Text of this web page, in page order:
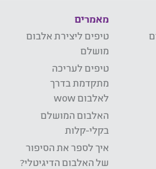
מאמרים
טיפים ליצירת אלבום
מושלם
טיפים לעריכה
מתקדמת בדרך
לאלבום wow
האלבום המושלם
בקלי-קלות
איך לספר את הסיפור
של האלבום הדיגיטלי?